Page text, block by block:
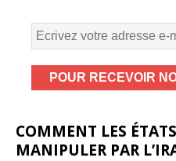
COMMENT LES
MANIPULER PAR